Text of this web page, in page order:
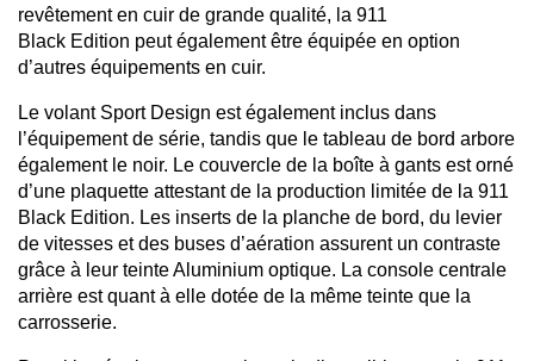
revêtement en cuir de grande qualité, la 911
Black Edition peut également être équipée en option
d’autres équipements en cuir.
Le volant Sport Design est également inclus dans
l’équipement de série, tandis que le tableau de bord arbore
également le noir. Le couvercle de la boîte à gants est orné
d’une plaquette attestant de la production limitée de la 911
Black Edition. Les inserts de la planche de bord, du levier
de vitesses et des buses d’aération assurent un contraste
grâce à leur teinte Aluminium optique. La console centrale
arrière est quant à elle dotée de la même teinte que la
carrosserie.